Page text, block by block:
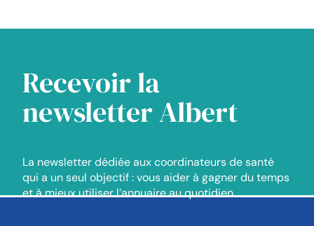
Recevoir la
newsletter Albert
La newsletter dédiée aux coordinateurs de santé
qui a un seul objectif : vous aider à gagner du temps
et à mieux utiliser l’annuaire au quotidien.